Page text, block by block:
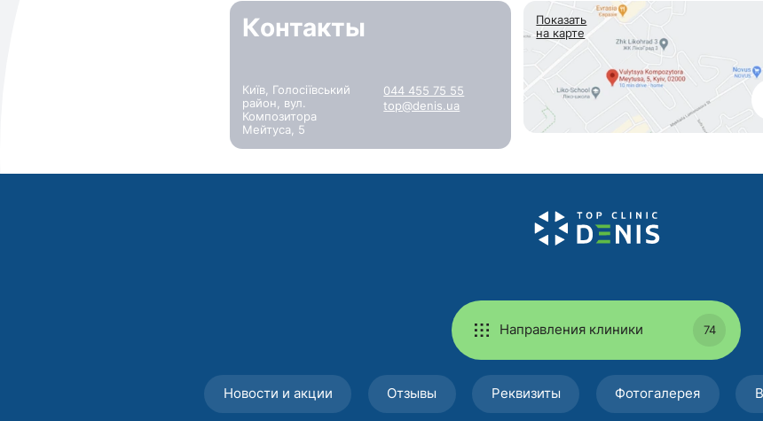
Контакты
Київ, Голосіївський
район, вул.
Композитора
Мейтуса, 5
044 455 75 55
top@denis.ua
Показать
на карте
Направления клиники 74
Новости и акции Отзывы Реквизиты Фотогалерея